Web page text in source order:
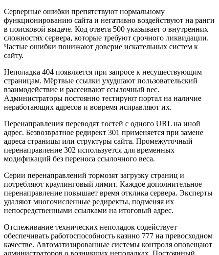
Серверные ошибки препятствуют нормальному
функционированию сайта и негативно воздействуют на ранги
в поисковой выдаче. Код ответа 500 указывает о внутренних
сложностях сервера, которые требуют срочного ликвидации.
Частые ошибки понижают доверие искательных систем к
сайту.
Неполадка 404 появляется при запросе к несуществующим
страницам. Мёртвые ссылки ухудшают пользовательский
взаимодействие и рассеивают ссылочный вес.
Администраторы постоянно тестируют портал на наличие
неработающих адресов и вовремя исправляют их.
Перенаправления переводят гостей с одного URL на иной
адрес. Безвозвратное редирект 301 применяется при замене
адреса страницы или структуры сайта. Промежуточный
перенаправление 302 используется для временных
модификаций без переноса ссылочного веса.
Серии перенаправлений тормозят загрузку страниц и
потребляют краулинговый лимит. Каждое дополнительное
перенаправление повышает время отклика сервера. Эксперты
удаляют многочисленные редиректы, подменяя их
непосредственными ссылками на итоговый адрес.
Отслеживание технических неполадок содействует
обеспечивать работоспособность казино 777 на превосходном
качестве. Автоматизированные системы контроля оповещают
администраторов о возникших неполадках. Постоянный